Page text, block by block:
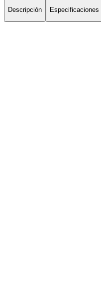
Descripción Especificaciones